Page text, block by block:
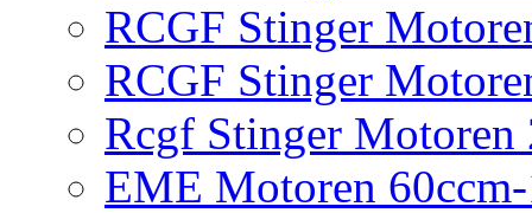
RCGF Stinger
RCGF Stinger
Rcgf Stinger
EME Motoren